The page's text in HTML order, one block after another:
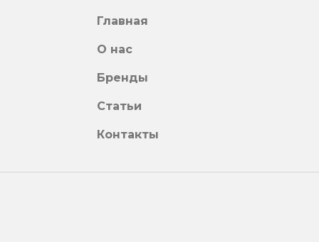
Главная
О нас
Бренды
Статьи
Контакты